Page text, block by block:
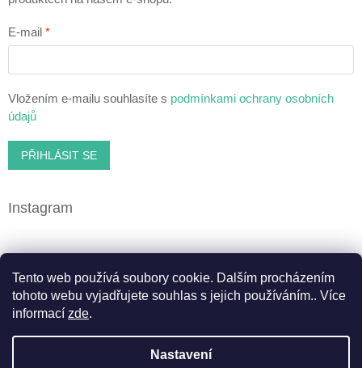
Tento web používá soubory cookie. Dalším procházením
tohoto webu vyjadřujete souhlas s jejich používáním.. Více
informací zde.
Nastavení
E-mail
Vložením e-mailu souhlasíte s podmínkami ochrany osobních
údajů
PŘIHLÁSIT SE
Instagram
Facebook
Vytvořil Shoptet